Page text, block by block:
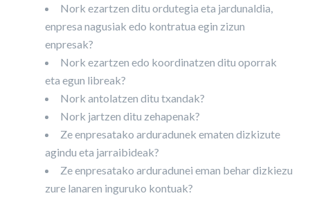
Nork ezartzen ditu ordutegia eta jardunaldia,
enpresa nagusiak edo kontratua egin zizun
enpresak?
Nork ezartzen edo koordinatzen ditu oporrak
eta egun libreak?
Nork antolatzen ditu txandak?
Nork jartzen ditu zehapenak?
Ze enpresatako arduradunek ematen dizkizute
agindu eta jarraibideak?
Ze enpresatako arduradunei eman behar dizkiezu
zure lanaren inguruko kontuak?